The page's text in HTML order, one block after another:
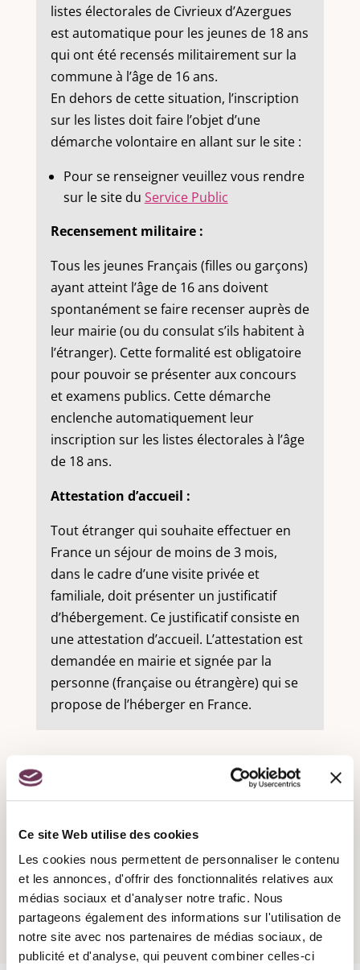
Ce site Web utilise des cookies
Les cookies nous permettent de personnaliser le contenu
et les annonces, d'offrir des fonctionnalités relatives aux
médias sociaux et d'analyser notre trafic. Nous
partageons également des informations sur l'utilisation de
notre site avec nos partenaires de médias sociaux, de
publicité et d'analyse, qui peuvent combiner celles-ci
listes électorales de Civrieux d’Azergues
est automatique pour les jeunes de 18 ans
qui ont été recensés militairement sur la
commune à l’âge de 16 ans.
En dehors de cette situation, l’inscription
sur les listes doit faire l’objet d’une
démarche volontaire en allant sur le site :
Pour se renseigner veuillez vous rendre
sur le site du Service Public
Recensement militaire :
Tous les jeunes Français (filles ou garçons)
ayant atteint l’âge de 16 ans doivent
spontanément se faire recenser auprès de
leur mairie (ou du consulat s’ils habitent à
l’étranger). Cette formalité est obligatoire
pour pouvoir se présenter aux concours
et examens publics. Cette démarche
enclenche automatiquement leur
inscription sur les listes électorales à l’âge
de 18 ans.
Attestation d’accueil :
Tout étranger qui souhaite effectuer en
France un séjour de moins de 3 mois,
dans le cadre d’une visite privée et
familiale, doit présenter un justificatif
d’hébergement. Ce justificatif consiste en
une attestation d’accueil. L’attestation est
demandée en mairie et signée par la
personne (française ou étrangère) qui se
propose de l’héberger en France.
Recensement militaire :
Attestation d'accueil :